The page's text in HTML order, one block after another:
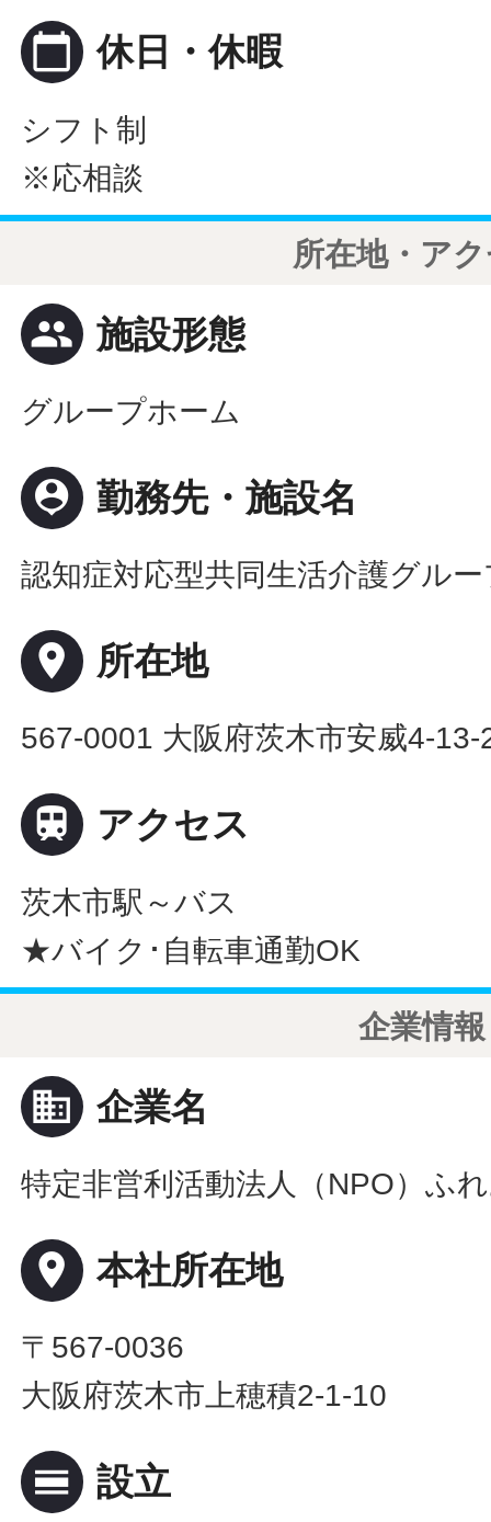
calendar_today 休日・休暇
シフト制
※応相談
所在地・ア
people 施設形態
グループホーム
person_pin 勤務先・施設名
認知症対応型共同生活介護グル
place 所在地
567-0001 大阪府茨木市安威4-13-
 アクセス
茨木市駅～バス
★バイク･自転車通勤OK
企業情報
business 企業名
特定非営利活動法人（NPO）ふ
place 本社所在地
〒567-0036
大阪府茨木市上穂積2-1-10
calendar_view_day 設立